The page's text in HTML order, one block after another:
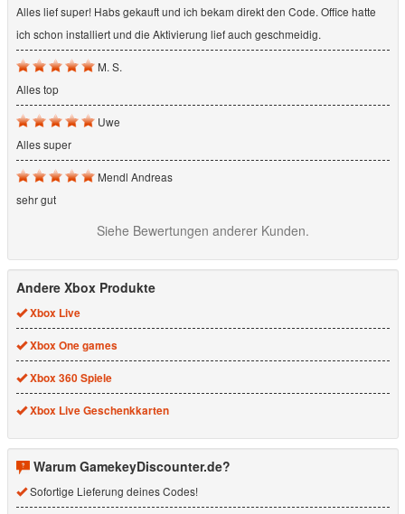
Alles lief super! Habs gekauft und ich bekam direkt den Code. Office hatte
ich schon installiert und die Aktivierung lief auch geschmeidig.
M. S.
Alles top
Uwe
Alles super
Mendl Andreas
sehr gut
Siehe Bewertungen anderer Kunden.
Andere Xbox Produkte
Xbox Live
Xbox One games
Xbox 360 Spiele
Xbox Live Geschenkkarten
Warum GamekeyDiscounter.de?
Sofortige Lieferung deines Codes!